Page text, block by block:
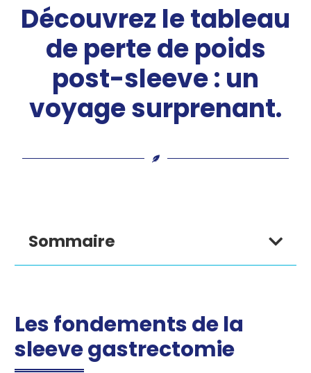
Découvrez le tableau
de perte de poids
post-sleeve : un
voyage surprenant.
Sommaire
Les fondements de la
sleeve gastrectomie